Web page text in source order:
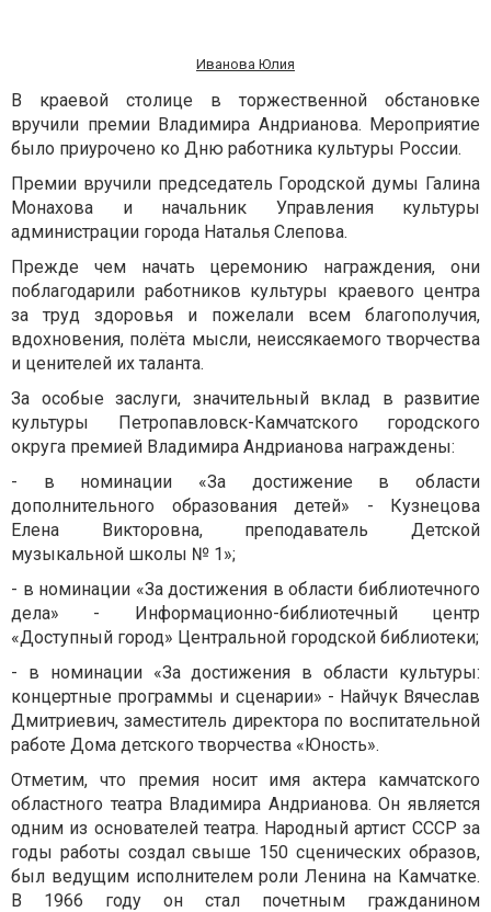
Иванова Юлия
В краевой столице в торжественной обстановке
вручили премии Владимира Андрианова. Мероприятие
было приурочено ко Дню работника культуры России.
Премии вручили председатель Городской думы Галина
Монахова и начальник Управления культуры
администрации города Наталья Слепова.
Прежде чем начать церемонию награждения, они
поблагодарили работников культуры краевого центра
за труд здоровья и пожелали всем благополучия,
вдохновения, полёта мысли, неиссякаемого творчества
и ценителей их таланта.
За особые заслуги, значительный вклад в развитие
культуры Петропавловск-Камчатского городского
округа премией Владимира Андрианова награждены:
- в номинации «За достижение в области
дополнительного образования детей» - Кузнецова
Елена Викторовна, преподаватель Детской
музыкальной школы № 1»;
- в номинации «За достижения в области библиотечного
дела» - Информационно-библиотечный центр
«Доступный город» Центральной городской библиотеки;
- в номинации «За достижения в области культуры:
концертные программы и сценарии» - Найчук Вячеслав
Дмитриевич, заместитель директора по воспитательной
работе Дома детского творчества «Юность».
Отметим, что премия носит имя актера камчатского
областного театра Владимира Андрианова. Он является
одним из основателей театра. Народный артист СССР за
годы работы создал свыше 150 сценических образов,
был ведущим исполнителем роли Ленина на Камчатке.
В 1966 году он стал почетным гражданином